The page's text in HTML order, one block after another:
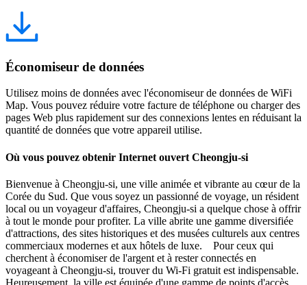
Économiseur de données
Utilisez moins de données avec l'économiseur de données de WiFi
Map. Vous pouvez réduire votre facture de téléphone ou charger des
pages Web plus rapidement sur des connexions lentes en réduisant la
quantité de données que votre appareil utilise.
Où vous pouvez obtenir Internet ouvert Cheongju-si
Bienvenue à Cheongju-si, une ville animée et vibrante au cœur de la
Corée du Sud. Que vous soyez un passionné de voyage, un résident
local ou un voyageur d'affaires, Cheongju-si a quelque chose à offrir
à tout le monde pour profiter. La ville abrite une gamme diversifiée
d'attractions, des sites historiques et des musées culturels aux centres
commerciaux modernes et aux hôtels de luxe. Pour ceux qui
cherchent à économiser de l'argent et à rester connectés en
voyageant à Cheongju-si, trouver du Wi-Fi gratuit est indispensable.
Heureusement, la ville est équipée d'une gamme de points d'accès